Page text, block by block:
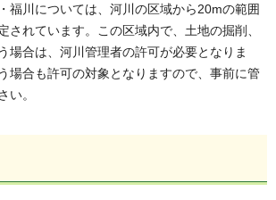
福川については、河川の区域から20mの範囲
されています。この区域内で、土地の掘削、
場合は、河川管理者の許可が必要となりま
場合も許可の対象となりますので、事前に管
い。